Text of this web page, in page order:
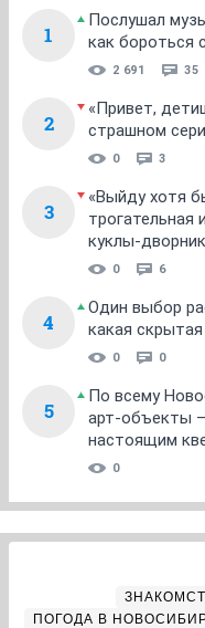
1
Послушал
как бороться
2 691 35
2
«Привет,
страшном
0 3
3
«Выйду хотя
трогательная
куклы-
0 6
4
Один выбор
какая
0 0
5
По всему
арт-объекты
настоящим
0
ПОГОДА В